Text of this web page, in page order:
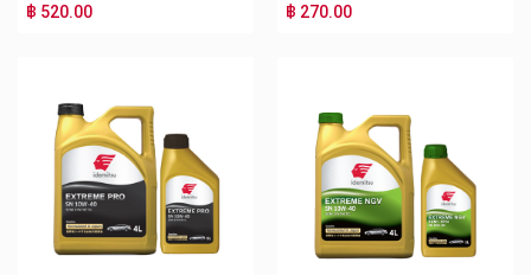
฿ 520.00 ฿ 270.00